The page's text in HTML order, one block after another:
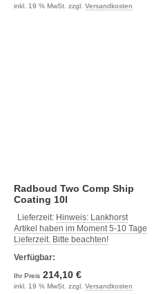
inkl. 19 % MwSt. zzgl. Versandkosten
Radboud Two Comp Ship
Coating 10l
Lieferzeit: Hinweis: Lankhorst
Artikel haben im Moment 5-10 Tage
Lieferzeit. Bitte beachten!
Verfügbar:
Ihr Preis 214,10 €
inkl. 19 % MwSt. zzgl. Versandkosten